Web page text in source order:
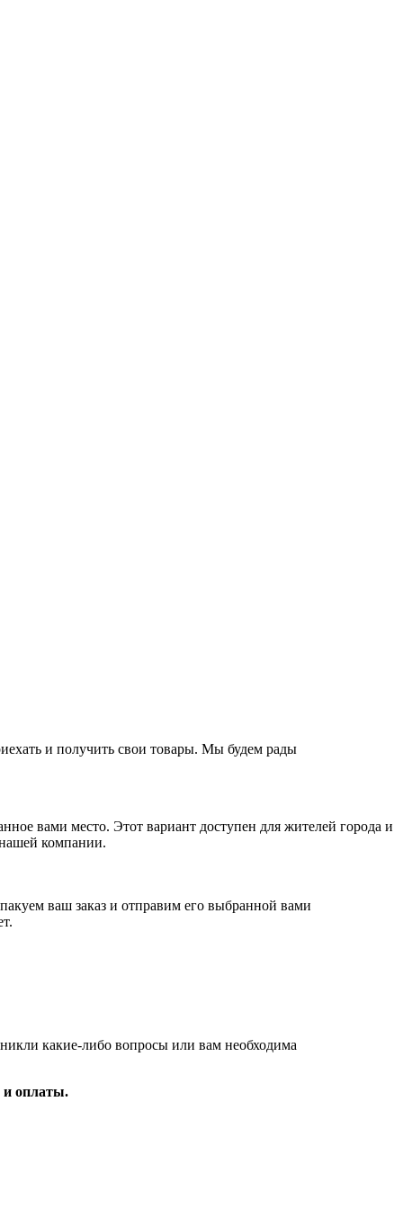
и получить свои товары. Мы будем рады
вами место. Этот вариант доступен для жителей города и
компании.
ваш заказ и отправим его выбранной вами
какие-либо вопросы или вам необходима
и оплаты.